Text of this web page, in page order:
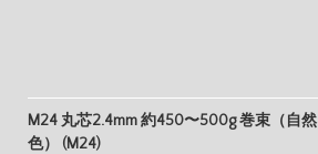
M24 丸芯2.4mm 約450〜500g 巻束（自然
色） (M24)